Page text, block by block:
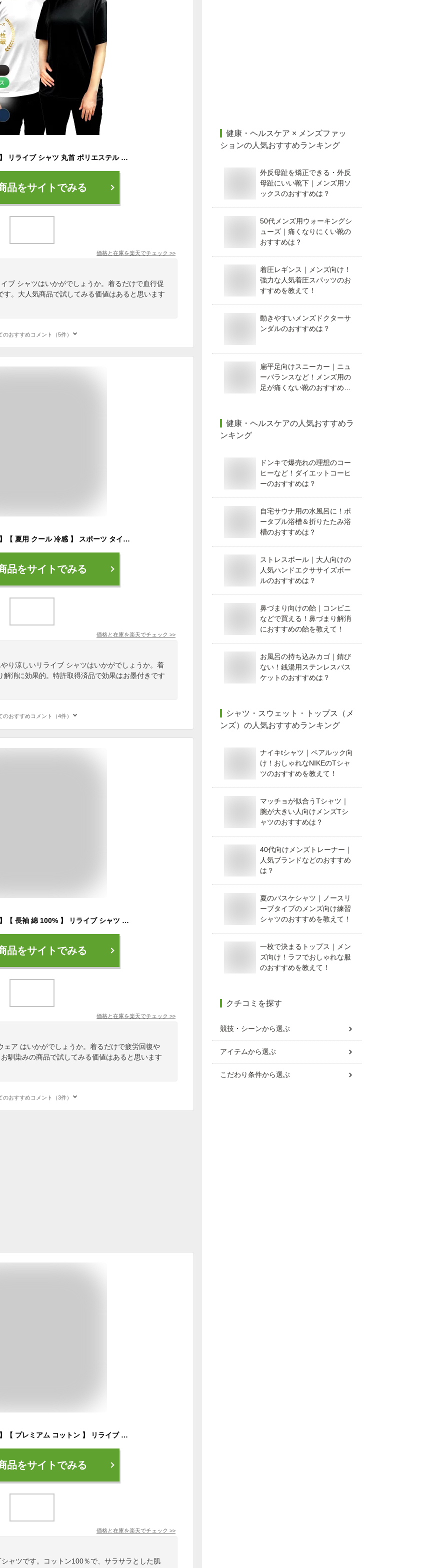
【公式】【 特許取得 】 リライブ シャツ 丸首 ポリエステル リカバリーウェア トレーニングウェア パワーシャツ 男女兼用 介護ユニフォーム 介護服 作業服 作業着 メンズ レディース ユニフォーム 機能性tシャツ 機能性シャツ リカバリーウエア プレゼント ギフト 秋
品をサイトでみる
価格と在庫を楽天でチェック >>
ブ シャツはいかがでしょうか。着るだけで血行促
す。大人気商品で試してみる価値はあると思います
のおすすめコメント（5件）
【公式】【 特許取得 】【 夏用 クール 冷感 】 スポーツ タイプ リライブ UVカット シャツ 丸首 ポリエステル リカバリーウェア トレーニングウェア 男女兼用 介護 ユニフォーム 介護服 作業服 作業着 メンズ レディース 機能性 tシャツ プレゼント ギフト 夏 秋 ギフト
品をサイトでみる
価格と在庫を楽天でチェック >>
り涼しいリライブ シャツはいかがでしょうか。着
解消に効果的。特許取得済品で効果はお墨付きです
のおすすめコメント（4件）
【公式】【 特許取得 】【 長袖 綿 100% 】 リライブ シャツ 丸首 リカバリーウェア トレーニングウェア ロンT 男女兼用 介護ユニフォーム 介護服 作業服 作業着 メンズ レディース ユニフォーム 機能性 tシャツ リカバリーウエア 敬老の日 プレゼント ギフト 秋
品をサイトでみる
価格と在庫を楽天でチェック >>
ェア はいかがでしょうか。着るだけで疲労回復や
馴染みの商品で試してみる価値はあると思います
のおすすめコメント（3件）
【公式】【 特許取得 】【 プレミアム コットン 】 リライブ シャツ 丸首 リカバリーウェア トレーニングウェア 男女兼用 介護ユニフォーム 介護服 作業服 メンズ レディース ユニフォーム 機能性tシャツ 機能性シャツ リカバリーウエア 夏 プレゼント ギフト 秋ギフト
品をサイトでみる
価格と在庫を楽天でチェック >>
ャツです。コットン100％で、サラサラとした肌
健康・ヘルスケア × メンズファッ
ションの人気おすすめランキング
外反母趾を矯正できる・外反
母趾にいい靴下｜メンズ用ソ
ックスのおすすめは？
50代メンズ用ウォーキングシ
ューズ｜痛くなりにくい靴の
おすすめは？
着圧レギンス｜メンズ向け！
強力な人気着圧スパッツのお
すすめを教えて！
動きやすいメンズドクターサ
ンダルのおすすめは？
扁平足向けスニーカー｜ニュ
ーバランスなど！メンズ用の
足が痛くない靴のおすすめ
健康・ヘルスケアの人気おすすめラ
ンキング
ドンキで爆売れの理想のコー
ヒーなど！ダイエットコーヒ
ーのおすすめは？
自宅サウナ用の水風呂に！ポ
ータプル浴槽＆折りたたみ浴
槽のおすすめは？
ストレスボール｜大人向けの
人気ハンドエクササイズボー
ルのおすすめは？
鼻づまり向けの飴｜コンビニ
などで買える！鼻づまり解消
におすすめの飴を教えて！
お風呂の持ち込みカゴ｜錆び
ない！銭湯用ステンレスバス
ケットのおすすめは？
シャツ・スウェット・トップス（メ
ンズ） の人気おすすめランキング
ナイキtシャツ｜ペアルック向
け！おしゃれなNIKEのTシャ
ツのおすすめを教えて！
マッチョが似合うTシャツ｜
腕が大きい人向けメンズTシ
ャツのおすすめは？
40代向けメンズトレーナー｜
人気ブランドなどのおすすめ
は？
夏のバスケシャツ｜ノースリ
ーブタイプのメンズ向け練習
シャツのおすすめを教えて！
一枚で決まるトップス｜メン
ズ向け！ラフでおしゃれな服
のおすすめを教えて！
クチコミを探す
競技・シーンから選ぶ
アイテムから選ぶ
こだわり条件から選ぶ